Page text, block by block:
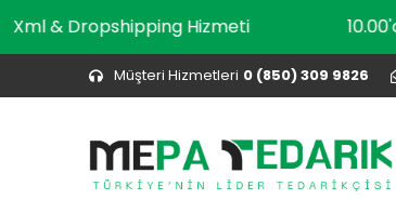
Xml & Dropshipping Hizmeti
Müşteri Hizmetleri 0 (850) 309 9826